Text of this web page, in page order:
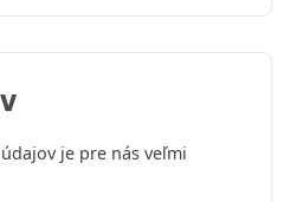
je pre nás veľmi